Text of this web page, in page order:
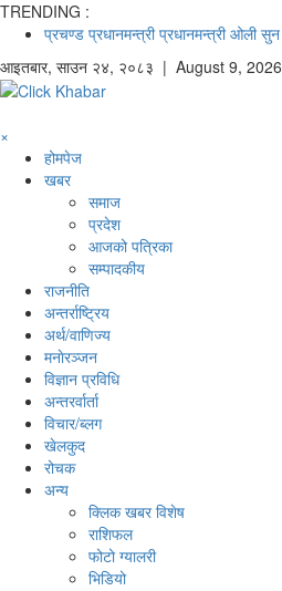
TRENDING :
प्रचण्ड प्रधानमन्त्री प्रधानमन्त्री ओली सुन
आइतबार, साउन २४, २०८३ | August 9, 2026
×
होमपेज
खबर
समाज
प्रदेश
आजको पत्रिका
सम्पादकीय
राजनीति
अन्तर्राष्ट्रिय
अर्थ/वाणिज्य
मनाेरञ्जन
विज्ञान प्रविधि
अन्तरर्वार्ता
विचार/ब्लग
खेलकुद
रोचक
अन्य
क्लिक खबर विशेष
राशिफल
फोटो ग्यालरी
भिडियो